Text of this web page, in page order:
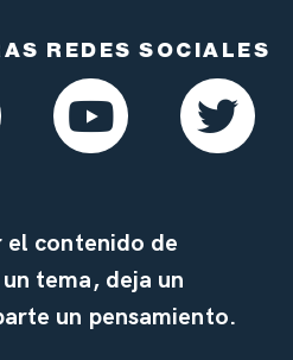
REDES SOCIALES
el contenido de
tema, deja un
un pensamiento.